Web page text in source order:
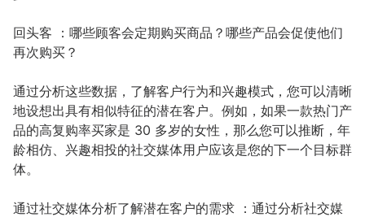
回头客 ：哪些顾客会定期购买商品？哪些产品会促使他们
再次购买？
通过分析这些数据，了解客户行为和兴趣模式，您可以清晰
地设想出具有相似特征的潜在客户。例如，如果一款热门产
品的高复购率买家是 30 多岁的女性，那么您可以推断，年
龄相仿、兴趣相投的社交媒体用户应该是您的下一个目标群
体。
通过社交媒体分析了解潜在客户的需求 ：通过分析社交媒